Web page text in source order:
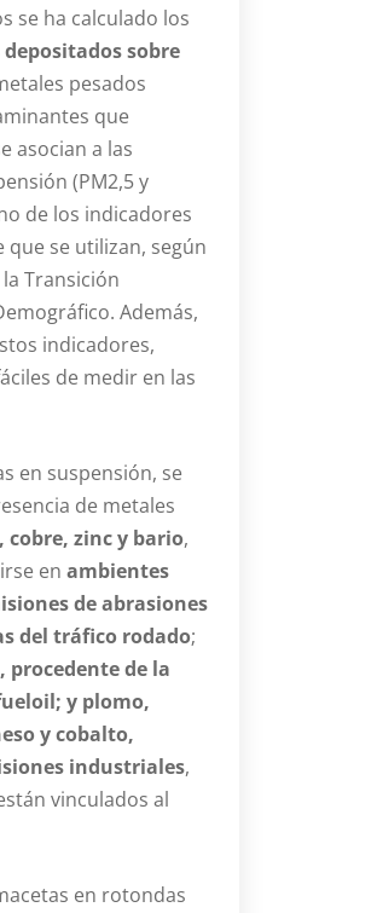
se ha calculado los
sobre
pesados
que
asocian a las
(PM2,5 y
de los indicadores
que se utilizan, según
Transición
Además,
indicadores,
de medir en las
en suspensión, se
de metales
zinc y bario,
en ambientes
de abrasiones
del tráfico rodado;
de la
y plomo,
y cobalto,
industriales,
vinculados al
en rotondas